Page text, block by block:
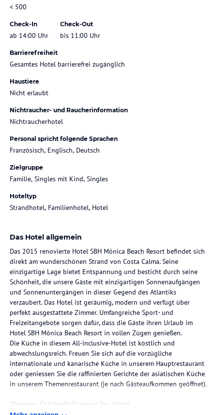
< 500
Check-In
ab 14:00 Uhr
Check-Out
bis 11:00 Uhr
Barrierefreiheit
Gesamtes Hotel barrierefrei zugänglich
Haustiere
Nicht erlaubt
Nichtraucher- und Raucherinformation
Nichtraucherhotel
Personal spricht folgende Sprachen
Französisch, Englisch, Deutsch
Zielgruppe
Familie, Singles mit Kind, Singles
Hoteltyp
Strandhotel, Familienhotel, Hotel
Das Hotel allgemein
Das 2015 renovierte Hotel SBH Mónica Beach Resort befindet sich
direkt am wunderschönen Strand von Costa Calma. Seine
einzigartige Lage bietet Entspannung und besticht durch seine
Schönheit, die unsere Gäste mit einzigartigen Sonnenaufgängen
und Sonnenuntergängen in dieser Gegend des Atlantiks
verzaubert. Das Hotel ist geräumig, modern und verfügt über
perfekt ausgestattete Zimmer. Umfangreiche Sport- und
Freizeitangebote sorgen dafür, dass die Gäste ihren Urlaub im
Hotel SBH Mónica Beach Resort in vollen Zügen genießen.
Die Küche in diesem All-inclusive-Hotel ist köstlich und
abwechslungsreich. Freuen Sie sich auf die vorzügliche
internationale und kanarische Küche in unserem Hauptrestaurant
oder geniessen Sie die raffinierten Gerichte der asiatischen Küche
in unserem Themenrestaurant (je nach Gästeaufkommen geöffnet).
Zimmer / Unterbringung im Hotel